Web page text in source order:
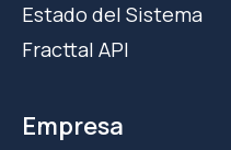
Estado del Sistema
Fracttal API
Empresa